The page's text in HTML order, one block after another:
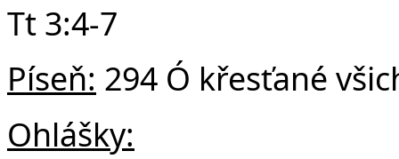
Tt 3:4-7
Píseň: 294 Ó křesťané
Ohlášky: